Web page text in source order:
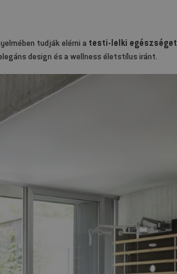
tudják elérni a testi-lelki egészséget
design és a wellness életstílus iránt.